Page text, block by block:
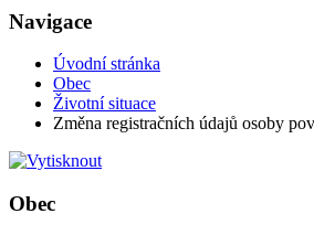
Navigace
Úvodní stránka
Obec
Životní situace
Změna registračních údajů osoby
Obec